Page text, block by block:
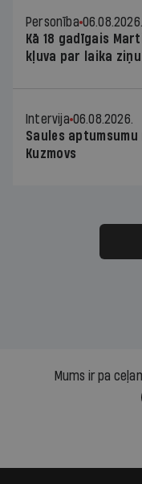
Personība 06.08.2026.
Kā 18 gadīgais
kļuva par laika
Intervija 06.08.2026.
Saules
Kuzmovs
Mums ir pa